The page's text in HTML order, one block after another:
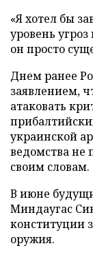
«Я хотел бы
уровень
он просто
Днем ранее
заявлением,
атаковать
украинской
ведомства не
своим словам.
В июне
Миндаугас
конституции
оружия.